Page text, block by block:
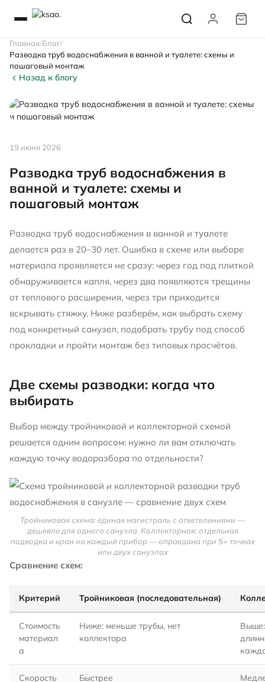
Главная Блог
Разводка труб водоснабжения в ванной и туалете: схемы и
пошаговый монтаж
Назад к блогу
19 июня 2026
Разводка труб водоснабжения в
ванной и туалете: схемы и
пошаговый монтаж
Разводка труб водоснабжения в ванной и туалете
делается раз в 20–30 лет. Ошибка в схеме или выборе
материала проявляется не сразу: через год под плиткой
обнаруживается капля, через два появляются трещины
от теплового расширения, через три приходится
вскрывать стяжку. Ниже разберём, как выбрать схему
под конкретный санузел, подобрать трубу под способ
прокладки и пройти монтаж без типовых просчётов.
Две схемы разводки: когда что
выбирать
Выбор между тройниковой и коллекторной схемой
решается одним вопросом: нужно ли вам отключать
каждую точку водоразбора по отдельности?
Тройниковая схема: единая магистраль с ответвлениями —
дешевле для одного санузла. Коллекторная: отдельная
подводка и кран на каждый прибор — оправдана при 5+ точках
или двух санузлах
Сравнение схем:
Критерий Тройниковая (последовательная)
Стоимость
материал
а
Ниже: меньше трубы, нет
коллектора
Выше:
Скорость
Быстрее